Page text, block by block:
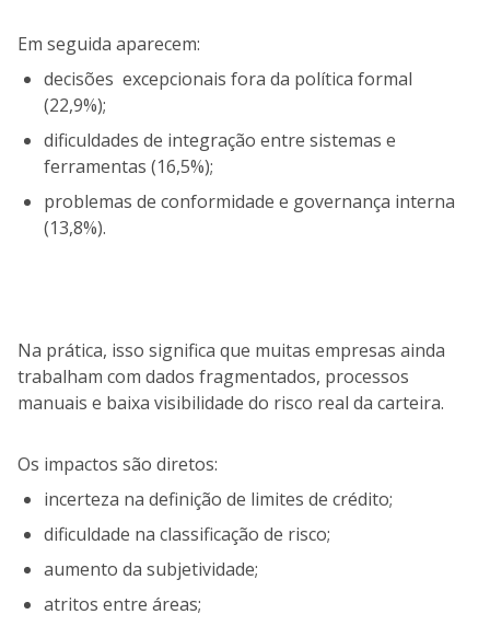
Em seguida aparecem:
decisões excepcionais fora da política formal
(22,9%);
dificuldades de integração entre sistemas e
ferramentas (16,5%);
problemas de conformidade e governança interna
(13,8%).
Na prática, isso significa que muitas empresas ainda
trabalham com dados fragmentados, processos
manuais e baixa visibilidade do risco real da carteira.
Os impactos são diretos:
incerteza na definição de limites de crédito;
dificuldade na classificação de risco;
aumento da subjetividade;
atritos entre áreas;